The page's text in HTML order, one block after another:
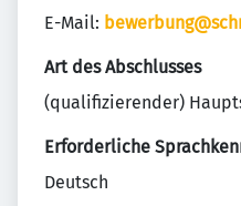
E-Mail:
Art des Abschlusses
(qualifizierender)
Erforderliche
Deutsch